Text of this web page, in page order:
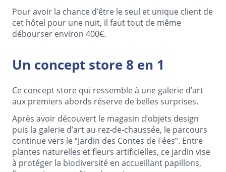
Pour avoir la chance d’être le seul et unique client de
cet hôtel pour une nuit, il faut tout de même
débourser environ 400€.
Un concept store 8 en 1
Ce concept store qui ressemble à une galerie d’art
aux premiers abords réserve de belles surprises.
Après avoir découvert le magasin d’objets design
puis la galerie d’art au rez-de-chaussée, le parcours
continue vers le “Jardin des Contes de Fées”. Entre
plantes naturelles et fleurs artificielles, ce jardin vise
à protéger la biodiversité en accueillant papillons,